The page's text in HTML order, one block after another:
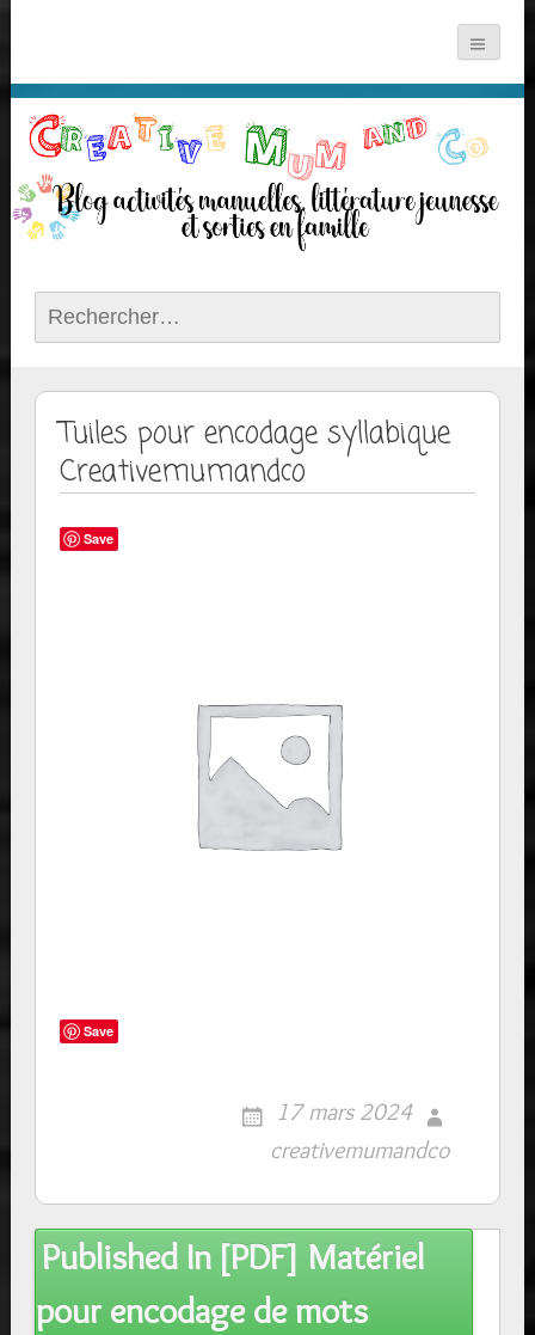
Rechercher :
Tuiles pour encodage syllabique
Creativemumandco
Save
Save
17 mars 2024
creativemumandco
Post
navigation
Published In [PDF] Matériel
pour encodage de mots